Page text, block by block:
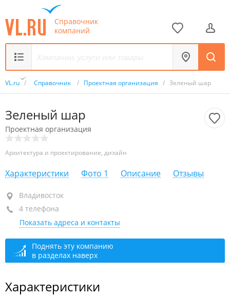
Справочник
компаний
VL.ru / Справочник / Проектная организация / Зеленый шар
Зеленый шар
Проектная организация
Архитектура и проектирование, дизайн
Характеристики Фото 1 Описание Отзывы
Владивосток
+7 (423) 290-51-15
+7 (423) 277-16-72
+7 914 707-16-72
+7 908 448-04-40
Владивосток
4 телефона
Показать адреса и контакты
Поднять эту компанию
в разделах наверх
Характеристики